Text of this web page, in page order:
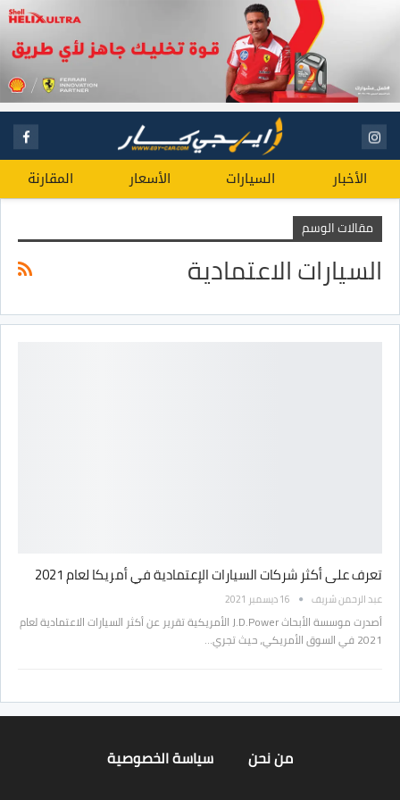
الأخبار السيارات الأسعار المقارنة
مقالات الوسم
السيارات الاعتمادية
تعرف على أكثر شركات السيارات الإعتمادية في أمريكا لعام 2021
عبد الرحمن شريف 16 ديسمبر 2021
أصدرت موسسة الأبحاث J.D.Power الأمريكية تقرير عن أكثر السيارات الاعتمادية لعام
2021 في السوق الأمريكي، حيث تجري…
من نحن سياسة الخصوصية